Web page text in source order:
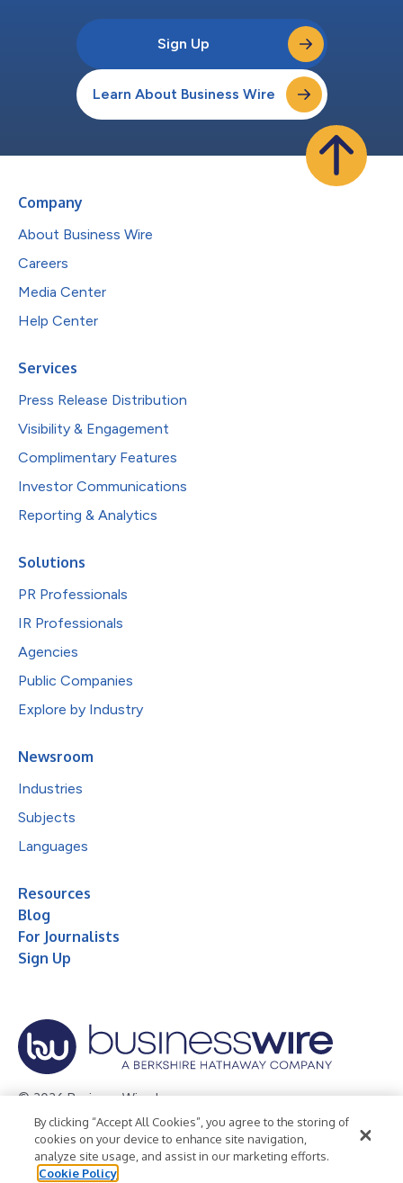
Sign Up
Learn About Business Wire
Company
About Business Wire
Careers
Media Center
Help Center
Services
Press Release Distribution
Visibility & Engagement
Complimentary Features
Investor Communications
Reporting & Analytics
Solutions
PR Professionals
IR Professionals
Agencies
Public Companies
Explore by Industry
Newsroom
Industries
Subjects
Languages
Resources
Blog
For Journalists
Sign Up
© 2026 Business Wire, Inc.
Privacy Policy Cookie Policy
Accessibility Statement
Terms of Use
Legal
By clicking “Accept All Cookies”, you agree to the storing of
cookies on your device to enhance site navigation,
analyze site usage, and assist in our marketing efforts.
Cookie Policy